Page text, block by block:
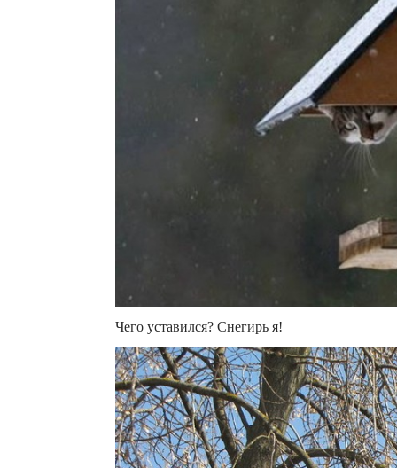
Чего уставился? Снегирь я!